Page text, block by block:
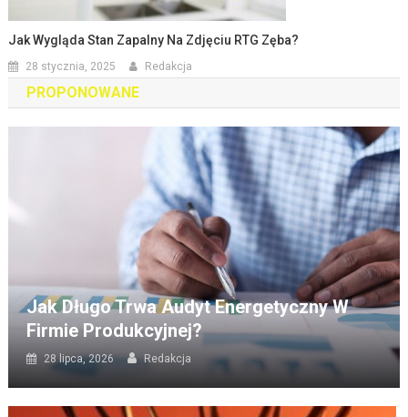
Jak Wygląda Stan Zapalny Na Zdjęciu RTG Zęba?
28 stycznia, 2025 Redakcja
PROPONOWANE
Jak Długo Trwa Audyt Energetyczny W
Firmie Produkcyjnej?
28 lipca, 2026 Redakcja